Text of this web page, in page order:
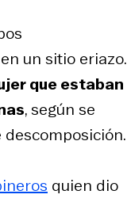
un sitio eriazo.
que estaban
, según se
quien dio